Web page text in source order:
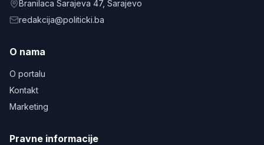
Branilaca Sarajeva 47, Sarajevo
redakcija@politicki.ba
O nama
O portalu
Kontakt
Marketing
Pravne informacije